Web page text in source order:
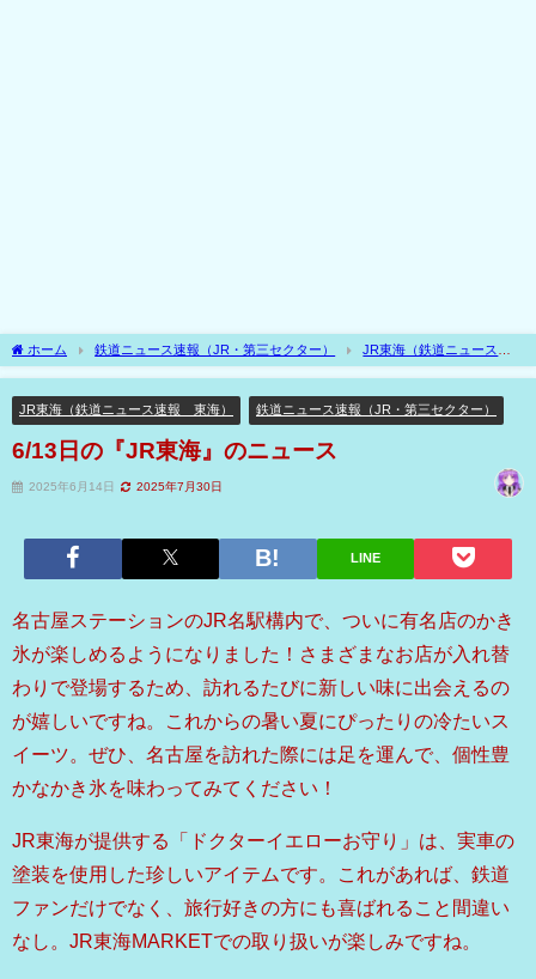
ホーム 鉄道ニュース速報（JR・第三セクター）
JR東海（鉄道ニュース速
報 東海）
6/13日の『JR東海』のニュース
JR東海（鉄道ニュース速報 東海） 鉄道ニュース速報（JR・第三セクター）
6/13日の『JR東海』のニュース
2025年6月14日 2025年7月30日
LINE
名古屋ステーションのJR名駅構内で、ついに有名店のかき
氷が楽しめるようになりました！さまざまなお店が入れ替
わりで登場するため、訪れるたびに新しい味に出会えるの
が嬉しいですね。これからの暑い夏にぴったりの冷たいス
イーツ。ぜひ、名古屋を訪れた際には足を運んで、個性豊
かなかき氷を味わってみてください！
JR東海が提供する「ドクターイエローお守り」は、実車の
塗装を使用した珍しいアイテムです。これがあれば、鉄道
ファンだけでなく、旅行好きの方にも喜ばれること間違い
なし。JR東海MARKETでの取り扱いが楽しみですね。